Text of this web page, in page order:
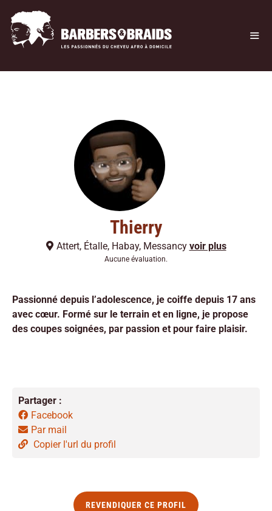
Thierry
Attert, Étalle, Habay, Messancy voir plus
Aucune évaluation.
Passionné depuis l’adolescence, je coiffe depuis 17 ans
avec cœur. Formé sur le terrain et en ligne, je propose
des coupes soignées, par passion et pour faire plaisir.
Partager :
Facebook
Par mail
Copier l'url du profil
REVENDIQUER CE PROFIL